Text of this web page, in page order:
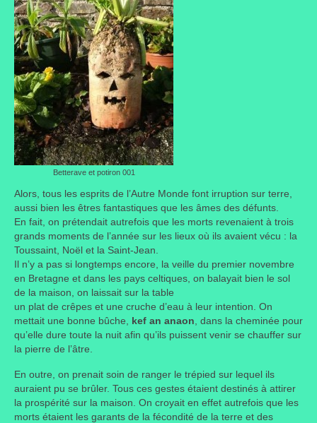
Fête des plantes
Florescence
Portes ouvertes
Visites de jardins
Autres
Flore et faune
Flore
Arbustes
Graminées
Vivaces
Faune
Oiseaux
Et aussi…
Liens préférés de JPL
Betterave et potiron 001
Alors, tous les esprits de l’Autre Monde font irruption sur terre,
aussi bien les êtres fantastiques que les âmes des défunts.
En fait, on prétendait autrefois que les morts revenaient à trois
grands moments de l’année sur les lieux où ils avaient vécu : la
Toussaint, Noël et la Saint-Jean.
Il n’y a pas si longtemps encore, la veille du premier novembre
en Bretagne et dans les pays celtiques, on balayait bien le sol
de la maison, on laissait sur la table
un plat de crêpes et une cruche d’eau à leur intention. On
mettait une bonne bûche, kef an anaon , dans la cheminée pour
qu’elle dure toute la nuit afin qu’ils puissent venir se chauffer sur
la pierre de l’âtre.
En outre, on prenait soin de ranger le trépied sur lequel ils
auraient pu se brûler. Tous ces gestes étaient destinés à attirer
la prospérité sur la maison. On croyait en effet autrefois que les
morts étaient les garants de la fécondité de la terre et des